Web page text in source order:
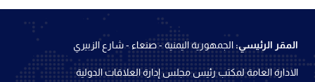
المقر الرئيسي:الجمهورية اليمنية - صنعاء - شارع الزبيري
الادارة العامة لمكتب رئيس مجلس إدارة العلاقات الدولية